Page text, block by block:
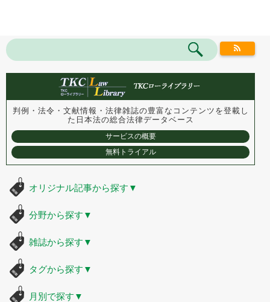
判例・法令・文献情報・法律雑誌の豊富なコンテンツを登載し
た 日本法の総合法律データベース
サービスの概要
無料トライアル
オリジナル記事から探す ▼
分野から探す ▼
雑誌から探す ▼
タグから探す ▼
月別で探す ▼